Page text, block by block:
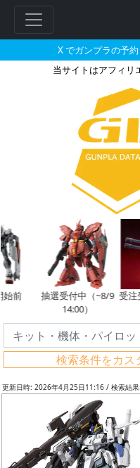
X でガンプラの予
当サイトはアフィリ
MG 1/100
抽選受付中（~8/9
14:00）
受注受
検索条件をカス
更新日時: 2026年4月25日11:16 / 検索結